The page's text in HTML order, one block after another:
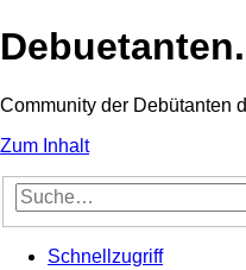
Community der Debütanten
Zum Inhalt
Schnellzugriff